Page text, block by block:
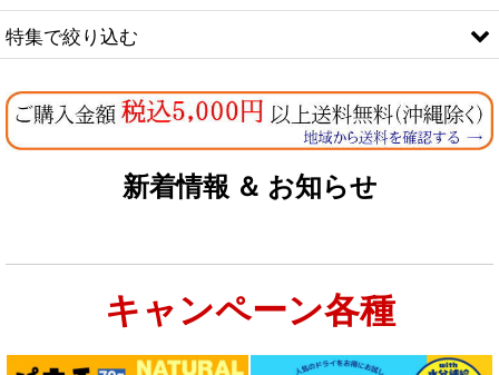
特集で絞り込む
なちゅのオリジナルセット
お試しドライフード少量パック犬用
特集：大型犬＆多頭飼い用：セット＆大袋ドッグフード
特集 グリーントライプ（第４胃）とは
新着情報 ＆ お知らせ
キャンペーン各種